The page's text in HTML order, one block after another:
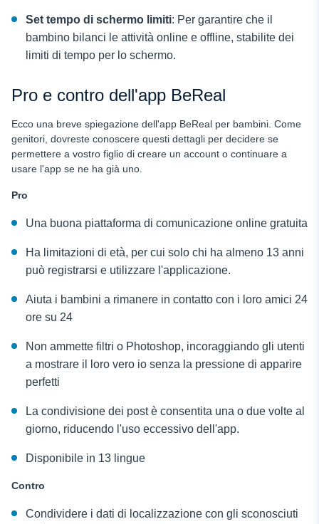
Set tempo di schermo limiti: Per garantire che il
bambino bilanci le attività online e offline, stabilite dei
limiti di tempo per lo schermo.
Pro e contro dell'app BeReal
Ecco una breve spiegazione dell'app BeReal per bambini. Come
genitori, dovreste conoscere questi dettagli per decidere se
permettere a vostro figlio di creare un account o continuare a
usare l'app se ne ha già uno.
Pro
Una buona piattaforma di comunicazione online gratuita
Ha limitazioni di età, per cui solo chi ha almeno 13 anni
può registrarsi e utilizzare l'applicazione.
Aiuta i bambini a rimanere in contatto con i loro amici 24
ore su 24
Non ammette filtri o Photoshop, incoraggiando gli utenti
a mostrare il loro vero io senza la pressione di apparire
perfetti
La condivisione dei post è consentita una o due volte al
giorno, riducendo l'uso eccessivo dell'app.
Disponibile in 13 lingue
Contro
Condividere i dati di localizzazione con gli sconosciuti